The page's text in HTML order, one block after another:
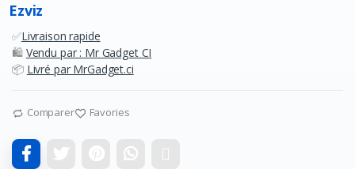
Ezviz
✅Livraison rapide
🛍️ Vendu par : Mr Gadget CI
📦 Livré par MrGadget.ci
Comparer Favories